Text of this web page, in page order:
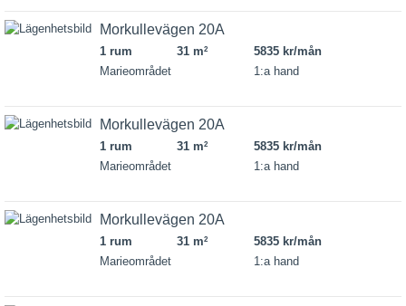
Morkullevägen 20A
1 rum 31 m2
5835 kr/mån
Marieområdet
1:a hand
Morkullevägen 20A
1 rum 31 m2
5835 kr/mån
Marieområdet
1:a hand
Morkullevägen 20A
1 rum 31 m2
5835 kr/mån
Marieområdet
1:a hand